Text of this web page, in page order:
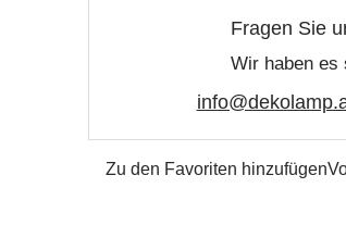
Fragen Sie
Wir haben es
Zu den Favoriten hinzufügen